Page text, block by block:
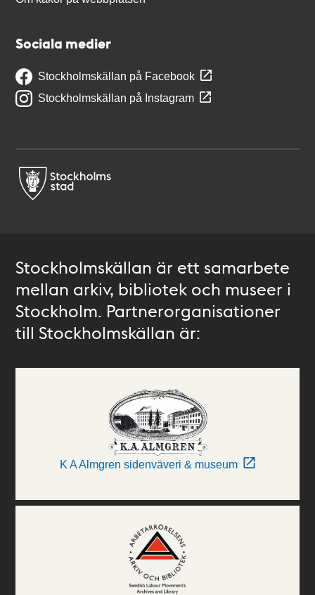
Sociala medier
Stockholmskällan på Facebook
Stockholmskällan på Instagram
Stockholmskällan är ett samarbete
mellan arkiv, bibliotek och museer i
Stockholm. Partnerorganisationer
till Stockholmskällan är:
K A Almgren sidenväveri & museum